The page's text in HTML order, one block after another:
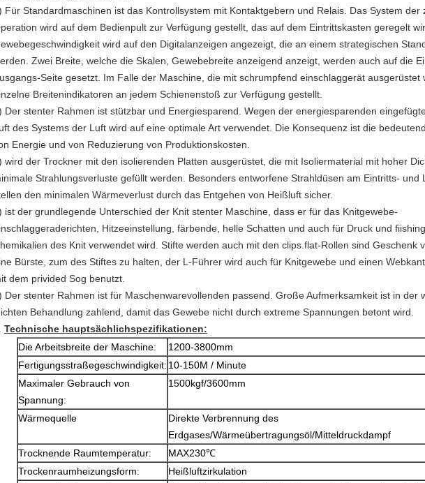
Für Standardmaschinen ist das Kontrollsystem mit Kontaktgebern und Relais. Das System der
wird auf dem Bedienpult zur Verfügung gestellt, das auf dem Eintrittskasten geregelt
wird auf den Digitalanzeigen angezeigt, die an einem strategischen
Zwei Breite, welche die Skalen, Gewebebreite anzeigend anzeigt, werden auch auf die
Seite gesetzt. Im Falle der Maschine, die mit schrumpfend einschlaggerät ausgerüstet
Breitenindikatoren an jedem Schienenstoß zur Verfügung gestellt.
Der stenter Rahmen ist stützbar und Energiesparend. Wegen der energiesparenden
des Systems der Luft wird auf eine optimale Art verwendet. Die Konsequenz ist die
Energie und von Reduzierung von Produktionskosten.
wird der Trockner mit den isolierenden Platten ausgerüstet, die mit Isoliermaterial mit hoher
Strahlungsverluste gefüllt werden. Besonders entworfene Strahldüsen am Eintritts- und
den minimalen Wärmeverlust durch das Entgehen von Heißluft sicher.
ist der grundlegende Unterschied der Knit stenter Maschine, dass er für das Knitgewebe-
Hitzeeinstellung, färbende, helle Schatten und auch für Druck und
des Knit verwendet wird. Stifte werden auch mit den clips.flat-Rollen sind Geschenk
Bürste, zum des Stiftes zu halten, der L-Führer wird auch für Knitgewebe und einen
dem privided Sog benutzt.
Der stenter Rahmen ist für Maschenwarevollenden passend. Große Aufmerksamkeit ist in der
Behandlung zahlend, damit das Gewebe nicht durch extreme Spannungen betont wird.
Technische hauptsächlichspezifikationen:
Die Arbeitsbreite der Maschine:
1200-3800mm
Fertigungsstraßegeschwindigkeit: 10-150M / Minute
Maximaler Gebrauch von
Spannung:
1500kgf/3600mm
Wärmequelle
Direkte Verbrennung des
Erdgases/Wärmeübertragungsöl/Mitteldruckdampf
Trocknende Raumtemperatur:
MAX230℃
Trockenraumheizungsform:
Heißluftzirkulation